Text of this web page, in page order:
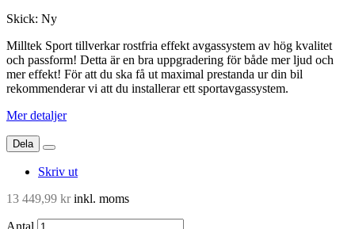
Skick: Ny
Milltek Sport tillverkar rostfria effekt avgassystem av hög kvalitet
och passform! Detta är en bra uppgradering för både mer ljud och
mer effekt! För att du ska få ut maximal prestanda ur din bil
rekommenderar vi att du installerar ett sportavgassystem.
Mer detaljer
Dela
Skriv ut
13 449,99 krinkl. moms
Antal